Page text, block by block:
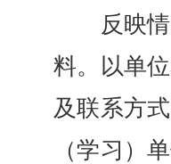
反映情
料。以单
及联系方
（学习）